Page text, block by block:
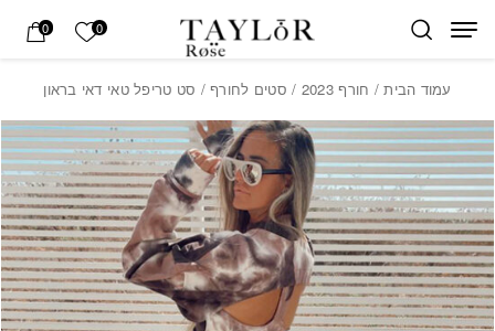
Skip to Content
0 הרשימה
0
עמוד הבית/ חורף 2023 / סטים לחורף / סט טריפל טאי דאי בראון
בחזרה למעלה